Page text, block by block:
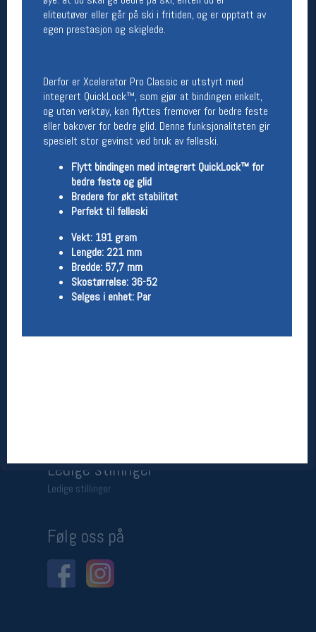
eliteutøver eller går på ski i fritiden, og er opptatt av
egen prestasjon og skiglede.
Derfor er Xcelerator Pro Classic er utstyrt med
integrert QuickLock™, som gjør at bindingen enkelt,
og uten verktøy, kan flyttes fremover for bedre feste
eller bakover for bedre glid. Denne funksjonaliteten gir
spesielt stor gevinst ved bruk av felleski.
Flytt bindingen med integrert QuickLock™ for
bedre feste og glid
Bredere for økt stabilitet
Perfekt til felleski
Vekt: 191 gram
Lengde: 221 mm
Bredde: 57,7 mm
Skostørrelse: 36-52
Selges i enhet: Par
Åpningstider butikk
Man-Fredag:
Team Oslo Sportslager
Magasinet
Medlemstilbud og aktiviteter
MELD DEG INN GRATIS
Åpningstider verkstedet
Lørdag:
Om verkstedet
For å bestille time må du logge inn i
nettbutikken og trykke på den nederste blå
linjen
Ledige stillinger
Ledige stillinger
Følg oss på